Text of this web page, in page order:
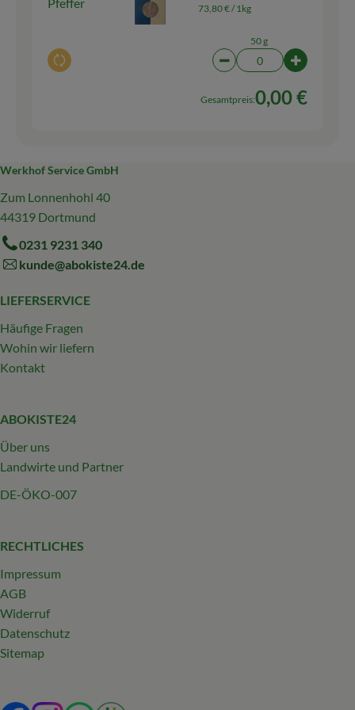
Pfeffer
Auswahl ändern
73,80 € /1kg
50 g
Artikelanzahl
Gesamtpreis:0,00 €
Werkhof Service GmbH
Zum Lonnenhohl 40
44319 Dortmund
0231 9231 340
kunde@abokiste24.de
LIEFERSERVICE
Häufige Fragen
Wohin wir liefern
Kontakt
ABOKISTE24
Über uns
Landwirte und Partner
DE-ÖKO-007
RECHTLICHES
Impressum
AGB
Widerruf
Datenschutz
Sitemap